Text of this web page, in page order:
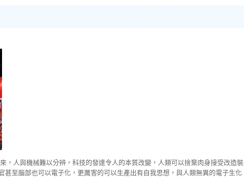
，人與機械難以分辨，科技的發達令人的本質改變，人類可以捨棄肉身接受改造裝
甚至腦部也可以電子化，更厲害的可以生產出有自我思想，與人類無異的電子生化